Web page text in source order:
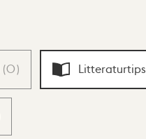
(0) Litteraturtips